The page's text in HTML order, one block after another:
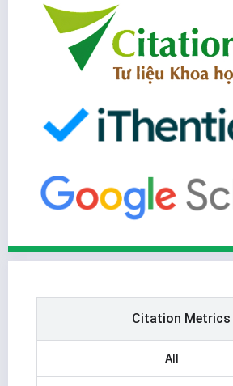
Citation Metrics
All